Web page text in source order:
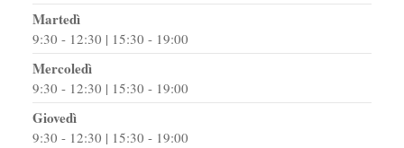
Martedì
9:30 - 12:30 | 15:30 - 19:00
Mercoledì
9:30 - 12:30 | 15:30 - 19:00
Giovedì
9:30 - 12:30 | 15:30 - 19:00